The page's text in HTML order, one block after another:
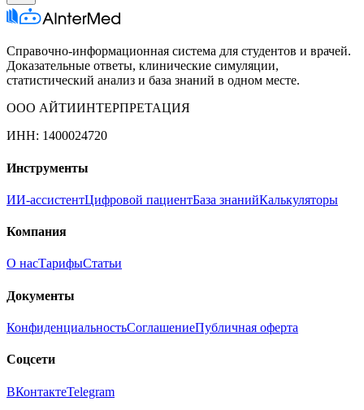
Справочно-информационная система для студентов и врачей.
Доказательные ответы, клинические симуляции,
статистический анализ и база знаний в одном месте.
ООО АЙТИИНТЕРПРЕТАЦИЯ
ИНН: 1400024720
Инструменты
ИИ-ассистентЦифровой пациентБаза знанийКалькуляторы
Компания
О насТарифыСтатьи
Документы
КонфиденциальностьСоглашениеПубличная оферта
Соцсети
ВКонтактеTelegram